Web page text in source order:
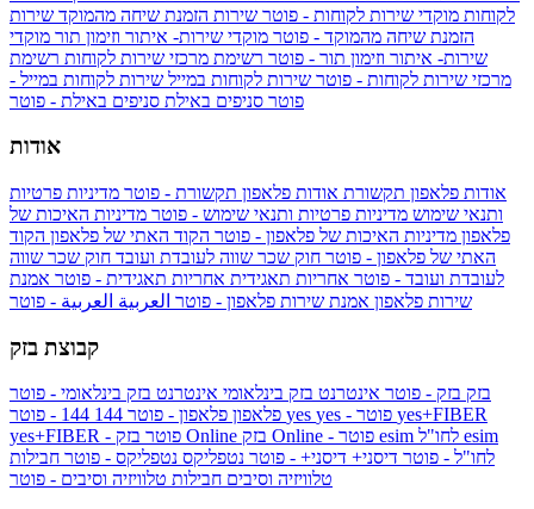
לקוחות מוקדי שירות לקוחות - פוטר שירות הזמנת שיחה מהמוקד שירות
הזמנת שיחה מהמוקד - פוטר מוקדי שירות- איתור וזימון תור מוקדי
שירות- איתור וזימון תור - פוטר רשימת מרכזי שירות לקוחות רשימת
מרכזי שירות לקוחות - פוטר שירות לקוחות במייל שירות לקוחות במייל -
פוטר סניפים באילת סניפים באילת - פוטר
אודות
אודות פלאפון תקשורת אודות פלאפון תקשורת - פוטר מדיניות פרטיות
ותנאי שימוש מדיניות פרטיות ותנאי שימוש - פוטר מדיניות האיכות של
פלאפון מדיניות האיכות של פלאפון - פוטר הקוד האתי של פלאפון הקוד
האתי של פלאפון - פוטר חוק שכר שווה לעובדת ועובד חוק שכר שווה
לעובדת ועובד - פוטר אחריות תאגידית אחריות תאגידית - פוטר אמנת
שירות פלאפון אמנת שירות פלאפון - פוטר العربية العربية - פוטר
קבוצת בזק
בזק בזק - פוטר אינטרנט בזק בינלאומי אינטרנט בזק בינלאומי - פוטר
פלאפון פלאפון - פוטר 144 yes
yes+FIBER
yes+FIBER - פוטר בזק Online
esim
לחו"ל - פוטר דיסני+ דיסני+ - פוטר נטפליקס נטפליקס - פוטר חבילות
טלוויזיה וסיבים חבילות טלוויזיה וסיבים - פוטר